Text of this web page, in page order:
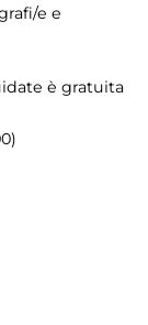
e e
è gratuita